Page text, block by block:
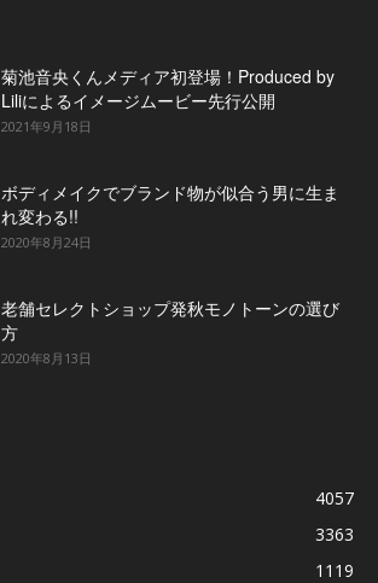
菊池音央くんメディア初登場！Produced by
Liliによるイメージムービー先行公開
2021年9月18日
ボディメイクでブランド物が似合う男に生ま
れ変わる!!
2020年8月24日
老舗セレクトショップ発秋モノトーンの選び
方
2020年8月13日
4057
3363
1119